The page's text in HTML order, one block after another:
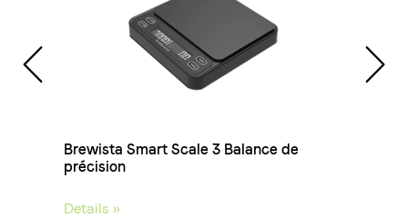
Brewista Smart Scale 3 Balance de
précision
Details »